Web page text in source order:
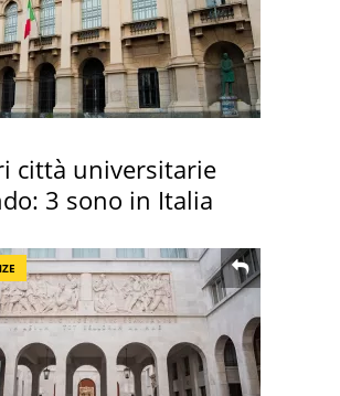
città universitarie
3 sono in Italia